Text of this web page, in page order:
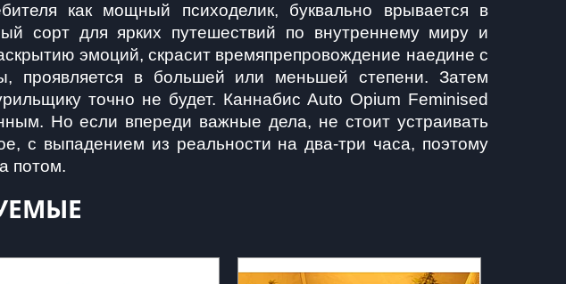
как мощный психоделик, буквально врывается в
сорт для ярких путешествий по внутреннему миру и
эмоций, скрасит времяпрепровождение наедине с
проявляется в большей или меньшей степени. Затем
точно не будет. Каннабис Auto Opium Feminised
Но если впереди важные дела, не стоит устраивать
с выпадением из реальности на два-три часа, поэтому
потом.